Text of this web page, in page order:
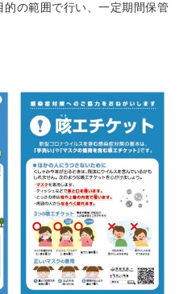
の範囲で行い、一定期間保管